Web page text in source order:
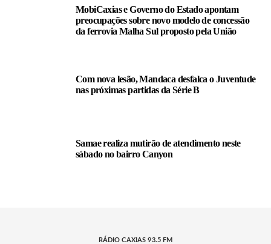
MobiCaxias e Governo do Estado apontam
preocupações sobre novo modelo de concessão
da ferrovia Malha Sul proposto pela União
Com nova lesão, Mandaca desfalca o Juventude
nas próximas partidas da Série B
Samae realiza mutirão de atendimento neste
sábado no bairro Canyon
RÁDIO CAXIAS 93.5 FM